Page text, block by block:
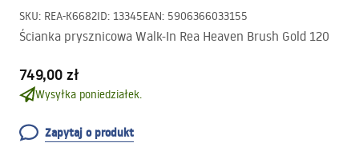
SKU: REA-K6682ID: 13345EAN: 5906366033155
Ścianka prysznicowa Walk-In Rea Heaven Brush Gold 120
749,00 zł
Wysyłka poniedziałek.
Zapytaj o produkt